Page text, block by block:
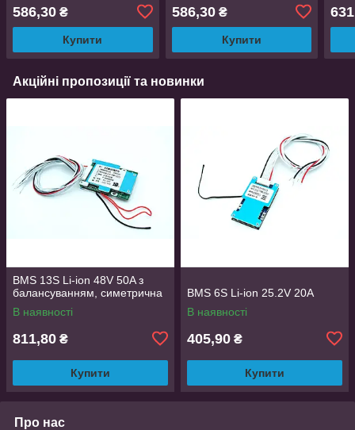
586,30 ₴
Купити
586,30₴
Купити
Акційні пропозиції та новинки
BMS 13S Li-ion 48V 50A з
балансуванням, симетрична
В наявності
811,80 ₴
Купити
BMS 6S Li-ion 25.2V 20A
В наявності
405,90 ₴
Купити
Про нас